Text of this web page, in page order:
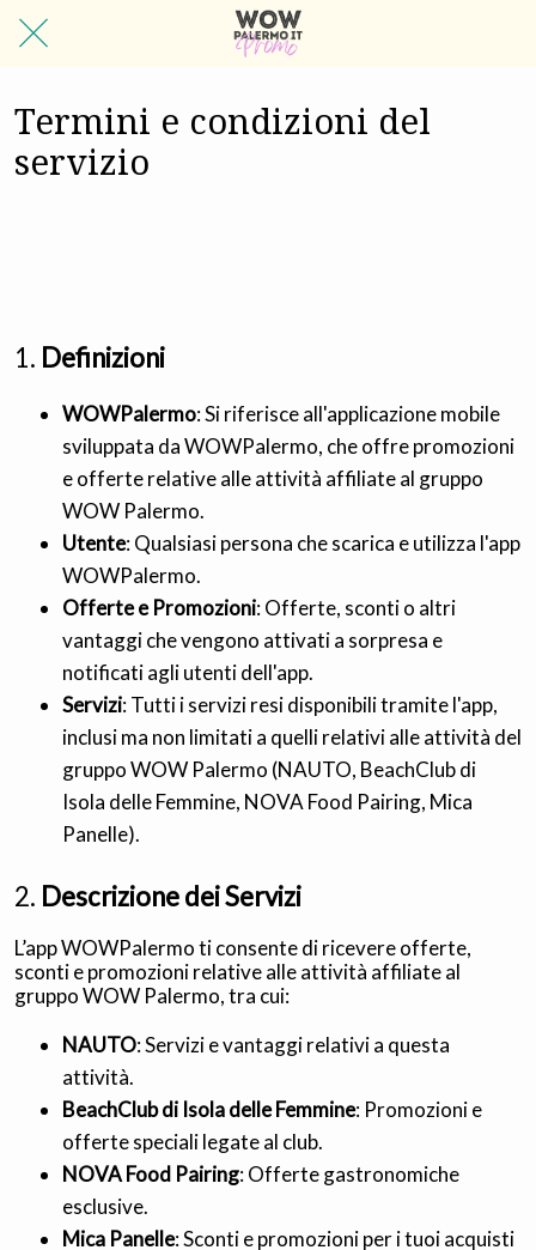
Termini e condizioni del
servizio
1. Definizioni
WOWPalermo: Si riferisce all'applicazione mobile
sviluppata da WOWPalermo, che offre promozioni
e offerte relative alle attività affiliate al gruppo
WOW Palermo.
Utente: Qualsiasi persona che scarica e utilizza l'app
WOWPalermo.
Offerte e Promozioni: Offerte, sconti o altri
vantaggi che vengono attivati a sorpresa e
notificati agli utenti dell'app.
Servizi: Tutti i servizi resi disponibili tramite l'app,
inclusi ma non limitati a quelli relativi alle attività del
gruppo WOW Palermo (NAUTO, BeachClub di
Isola delle Femmine, NOVA Food Pairing, Mica
Panelle).
2. Descrizione dei Servizi
L’app WOWPalermo ti consente di ricevere offerte,
sconti e promozioni relative alle attività affiliate al
gruppo WOW Palermo, tra cui:
NAUTO: Servizi e vantaggi relativi a questa
attività.
BeachClub di Isola delle Femmine: Promozioni e
offerte speciali legate al club.
NOVA Food Pairing: Offerte gastronomiche
esclusive.
Mica Panelle: Sconti e promozioni per i tuoi acquisti